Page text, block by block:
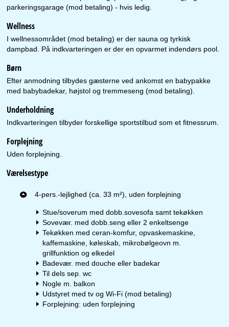
parkeringsgarage (mod betaling) - hvis ledig.
Wellness
I wellnessområdet (mod betaling) er der sauna og tyrkisk
dampbad. På indkvarteringen er der en opvarmet indendørs pool.
Børn
Efter anmodning tilbydes gæsterne ved ankomst en babypakke
med babybadekar, højstol og tremmeseng (mod betaling).
Underholdning
Indkvarteringen tilbyder forskellige sportstilbud som et fitnessrum.
Forplejning
Uden forplejning.
Værelsestype
4-pers.-lejlighed (ca. 33 m²), uden forplejning
Stue/soverum med dobb.sovesofa samt tekøkken
Sovevær. med dobb.seng eller 2 enkeltsenge
Tekøkken med ceran-komfur, opvaskemaskine,
kaffemaskine, køleskab, mikrobølgeovn m.
grillfunktion og elkedel
Badevær. med douche eller badekar
Til dels sep. wc
Nogle m. balkon
Udstyret med tv og Wi-Fi (mod betaling)
Forplejning: uden forplejning